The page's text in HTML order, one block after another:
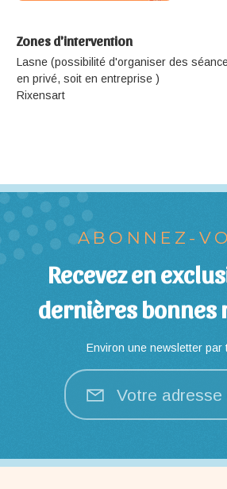
Zones d'intervention
Lasne (possibilité d'organiser des
en privé, soit en entreprise )
Rixensart
ABONNEZ-
Recevez en
dernières bonnes
Environ une newsletter par
Votre adresse